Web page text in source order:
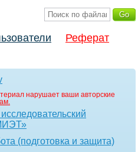
Реферат
нарушает ваши авторские
(подготовка и защита)